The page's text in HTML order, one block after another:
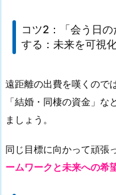
コツ2：
「会う日
する ：未来を可視
遠距離の出費を嘆くので
「結婚・同棲の資金」
ましょう。
同じ目標に向かって頑張
ームワークと未来への希